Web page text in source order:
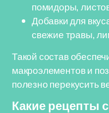
помидоры,
Добавки для
свежие травы,
Такой состав
макроэлементов и
полезно перекусить
Какие рецепты